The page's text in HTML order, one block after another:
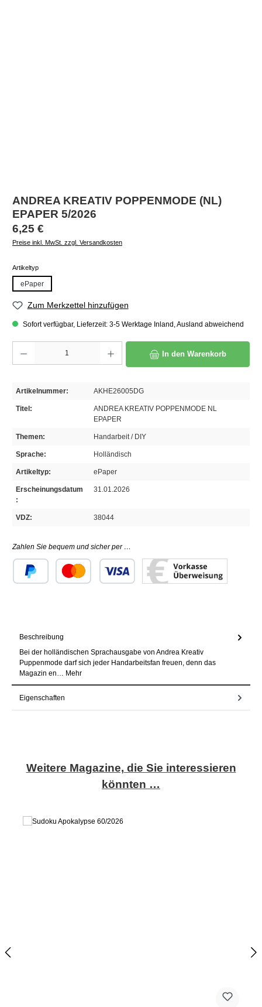
ANDREA KREATIV POPPENMODE (NL)
EPAPER 5/2026
Regulärer Preis:
6,25 €
Preise inkl. MwSt. zzgl. Versandkosten
Artikeltypauswählen
ePaper
Zum Merkzettel hinzufügen
Sofort verfügbar, Lieferzeit: 3-5 Werktage Inland, Ausland abweichend
In den Warenkorb
Artikelnummer: AKHE26005DG
Titel:
ANDREA KREATIV POPPENMODE NL
EPAPER
Themen: Handarbeit / DIY
Sprache: Holländisch
Artikeltyp: ePaper
Erscheinungsdatum
:
31.01.2026
VDZ: 38044
Zahlen Sie bequem und sicher per …
Beschreibung
Bei der holländischen Sprachausgabe von Andrea Kreativ
Puppenmode darf sich jeder Handarbeitsfan freuen, denn das
Magazin en… Mehr
Eigenschaften
Produktgalerie überspringen
Weitere Magazine, die Sie interessieren
könnten …